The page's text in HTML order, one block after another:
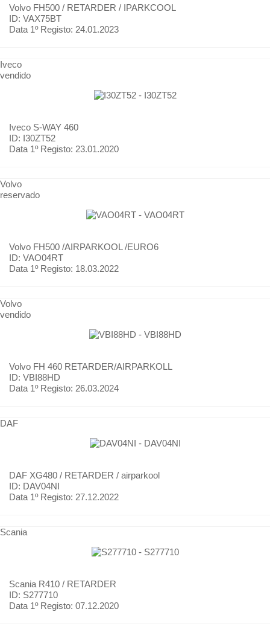
Volvo FH500 / RETARDER / IPARKCOOL
ID: VAX75BT
Data 1º Registo: 24.01.2023
Iveco
vendido
Iveco S-WAY 460
ID: I30ZT52
Data 1º Registo: 23.01.2020
Volvo
reservado
Volvo FH500 /AIRPARKOOL /EURO6
ID: VAO04RT
Data 1º Registo: 18.03.2022
Volvo
vendido
Volvo FH 460 RETARDER/AIRPARKOLL
ID: VBI88HD
Data 1º Registo: 26.03.2024
DAF
DAF XG480 / RETARDER / airparkool
ID: DAV04NI
Data 1º Registo: 27.12.2022
Scania
Scania R410 / RETARDER
ID: S277710
Data 1º Registo: 07.12.2020